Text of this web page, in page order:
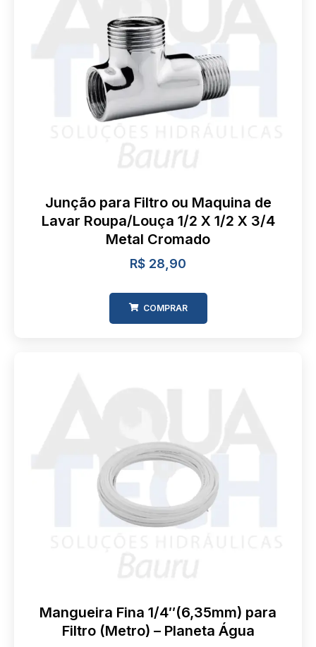
Junção para Filtro ou Maquina de
Lavar Roupa/Louça 1/2 X 1/2 X 3/4
Metal Cromado
R$ 28,90
COMPRAR
Mangueira Fina 1/4″(6,35mm) para
Filtro (Metro) – Planeta Água